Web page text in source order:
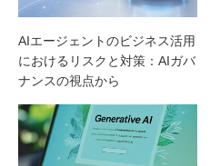
AIエージェントのビジネス活用
におけるリスクと対策：AIガバ
ナンスの視点から